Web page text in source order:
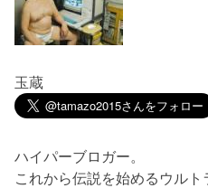
玉蔵
ハイパーブロガー。
これから伝説を始めるウルト